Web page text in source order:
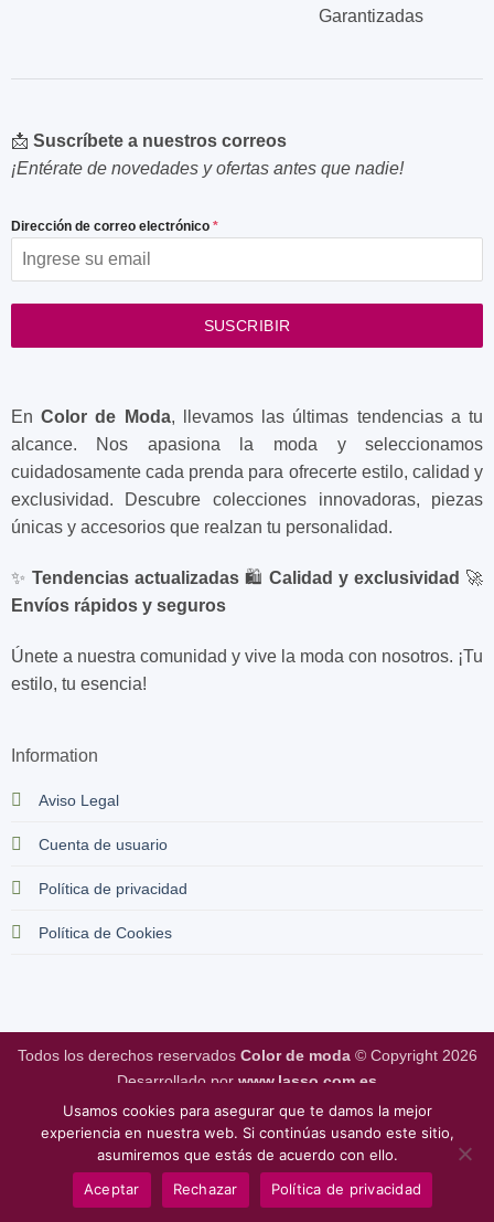
Garantizadas
EnColor de Moda, llevamos las últimas tendencias a tu
alcance. Nos apasiona la moda y seleccionamos
cuidadosamente cada prenda para ofrecerte estilo, calidad y
exclusividad. Descubre colecciones innovadoras, piezas
únicas y accesorios que realzan tu personalidad.
✨ Tendencias actualizadas🛍️Calidad y exclusividad 🚀
Envíos rápidos y seguros
Únete a nuestra comunidad y vive la moda con nosotros. ¡Tu
estilo, tu esencia!
Information
Aviso Legal
Cuenta de usuario
Política de privacidad
Política de Cookies
📩 Suscríbete a nuestros correos
¡Entérate de novedades y ofertas antes que nadie!
Dirección de correo electrónico *
SUSCRIBIR
Todos los derechos reservados Color de moda© Copyright 2026
Desarrollado por www.lasso.com.es
Usamos cookies para asegurar que te damos la mejor
experiencia en nuestra web. Si continúas usando este sitio,
asumiremos que estás de acuerdo con ello.
Aceptar
Rechazar Política de privacidad